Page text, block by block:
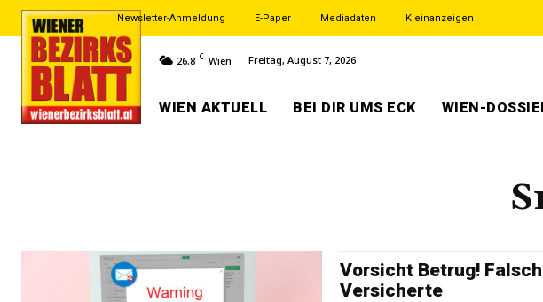
Newsletter-Anmeldung E-Paper Mediadaten Kleinanzeigen
26.8 C Wien Freitag, August 7, 2026
WIEN AKTUELL BEI DIR UMS ECK WIEN-
Vorsicht Betrug!
Versicherte